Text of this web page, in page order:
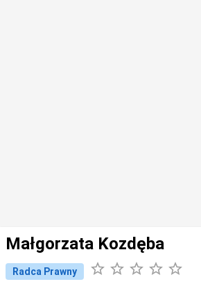
Małgorzata Kozdęba
Radca Prawny star_border star_border star_border star_border star_border